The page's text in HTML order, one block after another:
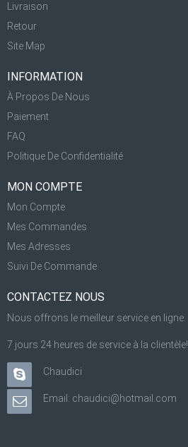
Livraison
Retour
Site Map
INFORMATION
À Propos De Nous
Paiement
FAQ
Politique De Confidentialité
MON COMPTE
Mon Compte
Mes Commandes
Mes Adresses
Suivi De Commande
CONTACTEZ NOUS
Nous offrons le meilleur service en ligne.
7 jours 24 heures de service à la clientèle!
Chaudici
Email: chaudici@hotmail.com